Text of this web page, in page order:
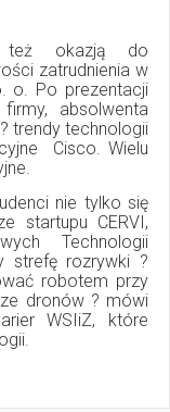
też okazją do
zatrudnienia w
o. Po prezentacji
absolwenta
trendy technologii
Cisco. Wielu
nie tylko się
startupu CERVI,
Technologii
strefę rozrywki ?
robotem przy
dronów ? mówi
WSIiZ, które